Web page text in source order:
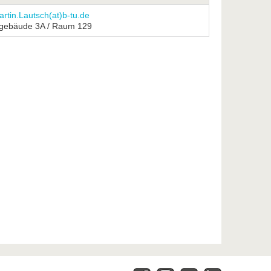
tu.de
3A / Raum 129